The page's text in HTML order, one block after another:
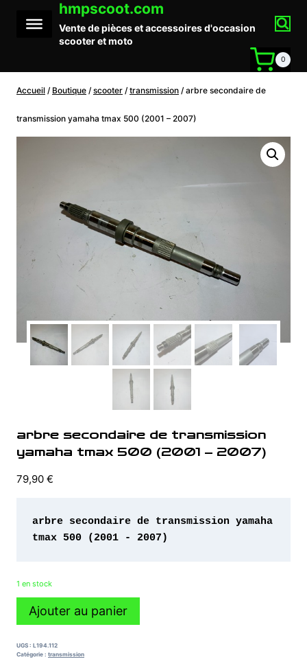
contenu
hmpscoot.com
Vente de pièces et accessoires d'occasion
scooter et moto
0
Accueil / Boutique / scooter / transmission / arbre secondaire de
transmission yamaha tmax 500 (2001 – 2007)
arbre secondaire de transmission
yamaha tmax 500 (2001 – 2007)
79,90 €
arbre secondaire de transmission yamaha
tmax 500 (2001 - 2007)
1 en stock
quantité
secondaire
de
Ajouter au panier
UGS : L194.112
Catégorie : transmission